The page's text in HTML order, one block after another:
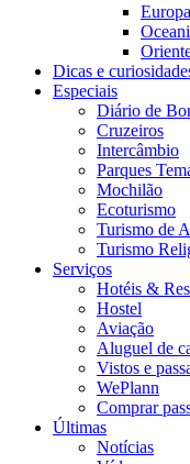
Europa
Dicas e
Especiais
Diário de
Cruzeiros
Intercâmbio
Parques
Mochilão
Ecoturismo
Turismo de
Turismo
Serviços
Hotéis &
Hostel
Aviação
Aluguel de
Vistos e
WePlann
Comprar
Últimas
Notícias